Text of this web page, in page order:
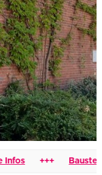
+++ Baustellen